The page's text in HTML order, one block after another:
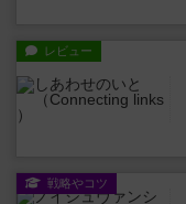
レビュー
戦略やコツ